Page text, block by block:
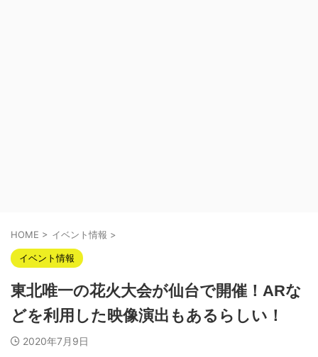
HOME > イベント情報 >
イベント情報
東北唯一の花火大会が仙台で開催！ARな
どを利用した映像演出もあるらしい！
2020年7月9日